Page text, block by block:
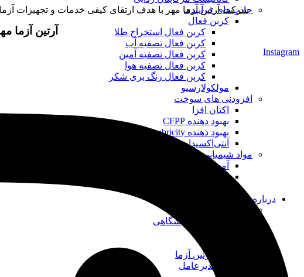
جاذب‌های فرآیندی
کربن فعال
کربن فعال استخراج طلا
کربن فعال تصفیه آب
کربن فعال تصفیه آمین
کربن فعال تصفیه هوا
کربن فعال رنگ بری شکر
مولکولارسیو
افزودنی های سوخت
اکتان افزا
بهبود دهنده CFPP
بهبود دهنده Lubricity
آنتی‌اکسیدان
مواد شیمیایی فرآیندی
آمین
رزین‌های تصفیه آب
درباره ما
خدمات آزمایشگاهی
رویدادهای آرتین آزما
یادداشت مدیرعامل
شرکت آرتین آزما مهر با هدف ارتقای کیفی خدمات و تجهیزات آزمایشگاهی و فرایندی کشور از سال 1396 و با پیشینه 25
آرتین آزما
Instagram